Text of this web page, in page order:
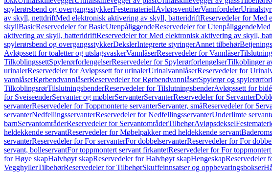
spylerørsbend og overgangsstykkerFestemateriellAvløpsventilerVannfordeler
av skyll, nettdriftMed elektronisk aktivering av skyll, batteridriftReservedeler for Med
skyllBasicReservedeler for BasicUtenpåliggendeReservedeler for UtenpåliggendeMed
aktivering av skyll, batteridriftReservedeler for Med elektronisk aktivering av skyll,
spylerørsbend og overgangsstykkerDekslerIntegrerte styringerAnnet tilbehør
Avløpssett for toaletter og utslagsvaskerVannlåserReservedeler for Vannlåser
TilkoblingssettSpylerørforlengelserReservedeler for SpylerørforlengelserTilkoblinger
urinalerReservedeler for Avløpssett for urinalerUrinalvannlåserReservedeler for
vannlåserRørbendvannlåserReservedeler for RørbendvannlåserSpylerør og
TilkoblingsrørTilslutningsbenderReservedeler for TilslutningsbenderAvløpssett for bidé
for SveiseenderServanter og møblerServanterServanterReservedeler for Servanter
servanterReservedeler for Toppmonterte servanterServanter, småReservedeler for
servanterNedfellingsservanterReservedeler for NedfellingsservanterUnderlimte
barnServantområderReservedeler for ServantområderTilbehørAvløpsdeksel
heldekkende servantReservedeler for Møbelpakker med heldekkende servant
servanterReservedeler for For servanterFor dobbelservanterReservedeler for For
servant, bolleservantFor toppmontert servant firkantetReservedeler for For
for Høye skapHalvhøyt skapReservedeler for Halvhøyt skapHengeskapReservedeler
VegghyllerTilbehørReservedeler for TilbehørSkuffeinnsatser og oppbevaringsbokser